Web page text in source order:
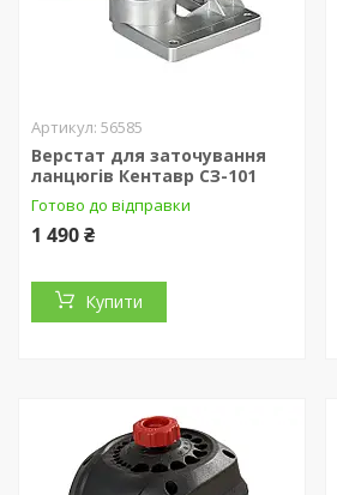
56585
Верстат для заточування
ланцюгів Кентавр СЗ-101
Готово до відправки
1 490 ₴
Купити